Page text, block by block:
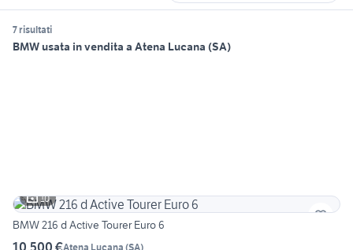
7 risultati
BMW usata in vendita a Atena Lucana (SA)
10
BMW 216 d Active Tourer Euro 6
Atena Lucana (SA)